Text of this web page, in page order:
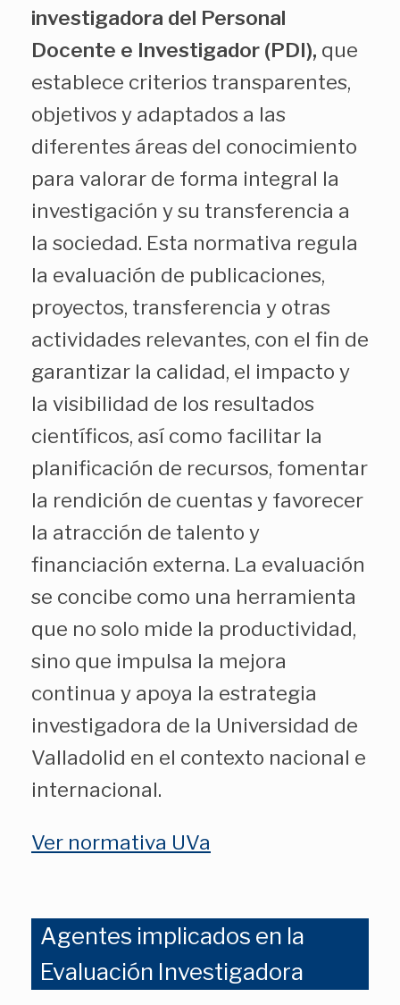
investigadora del Personal
Docente e Investigador (PDI), que
establece criterios transparentes,
objetivos y adaptados a las
diferentes áreas del conocimiento
para valorar de forma integral la
investigación y su transferencia a
la sociedad. Esta normativa regula
la evaluación de publicaciones,
proyectos, transferencia y otras
actividades relevantes, con el fin de
garantizar la calidad, el impacto y
la visibilidad de los resultados
científicos, así como facilitar la
planificación de recursos, fomentar
la rendición de cuentas y favorecer
la atracción de talento y
financiación externa. La evaluación
se concibe como una herramienta
que no solo mide la productividad,
sino que impulsa la mejora
continua y apoya la estrategia
investigadora de la Universidad de
Valladolid en el contexto nacional e
internacional.
Ver normativa UVa
Agentes implicados en la
Evaluación Investigadora